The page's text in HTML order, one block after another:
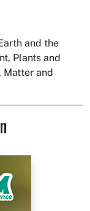
and the
Plants and
Matter and